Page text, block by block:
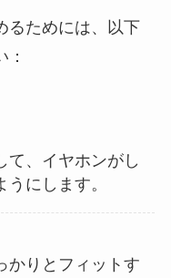
るためには、以下
て、イヤホンがし
にします。
かりとフィットす